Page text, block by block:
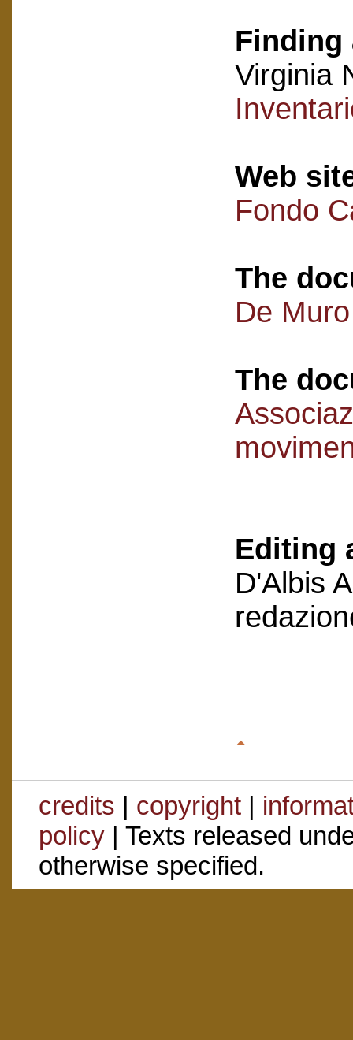
Finding
Virginia
Web
Fondo
The
De
The
Editing
D'Albis
credits | copyright|
policy| Texts released
otherwise specified.